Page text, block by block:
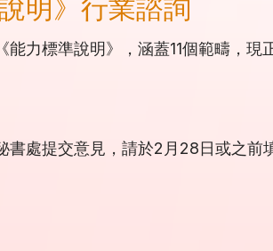
明》行業諮詢
力標準說明》，涵蓋11個範疇，
處提交意見，請於2月28日或之前